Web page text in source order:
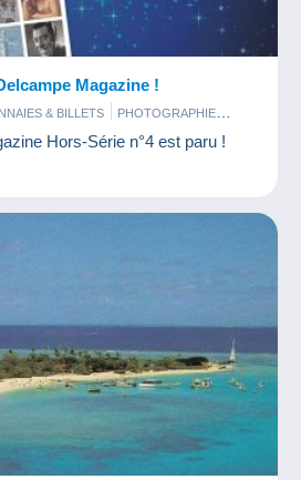
Magazine !
& BILLETS
PHOTOGRAPHIE
Hors-Série n°4 est paru !